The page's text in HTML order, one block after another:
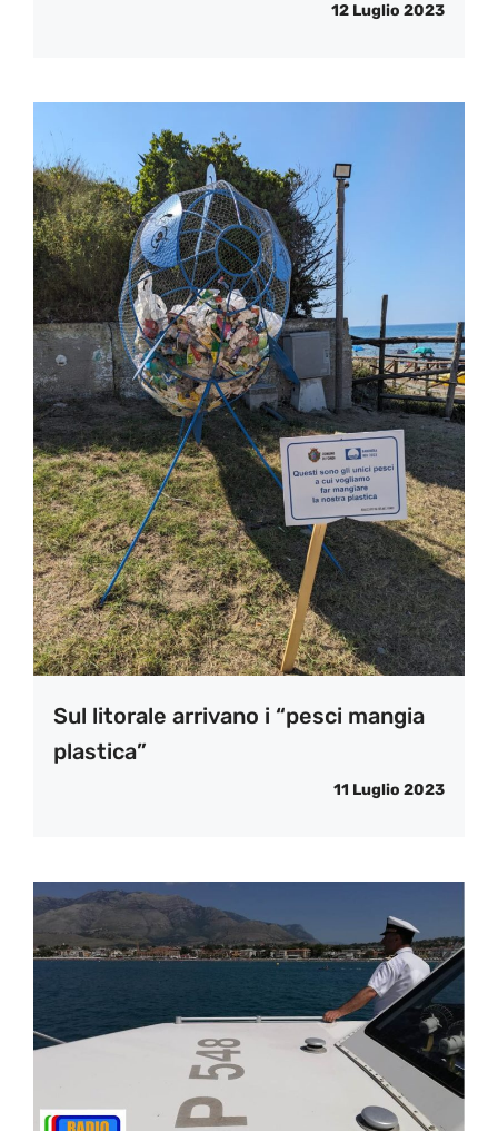
12 Luglio 2023
Sul litorale arrivano i “pesci mangia
plastica”
11 Luglio 2023